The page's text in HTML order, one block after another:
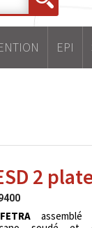
EPI
2
assemblé